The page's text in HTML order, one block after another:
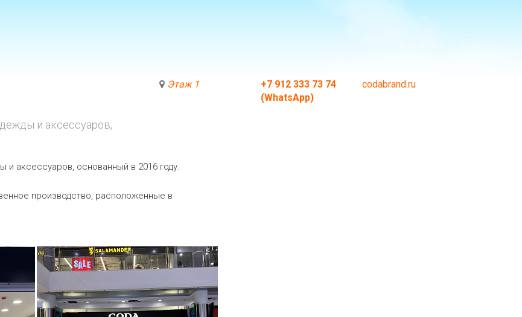
и аксессуаров,
Этаж 1
+7 912 333 73 74
(WhatsApp)
codabrand.ru
и аксессуаров, основанный в 2016 году.
производство, расположенные в